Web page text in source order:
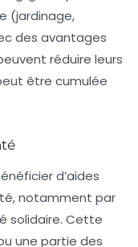
(jardinage,
des avantages
réduire leurs
être cumulée
d’aides
, notamment par
solidaire. Cette
une partie des